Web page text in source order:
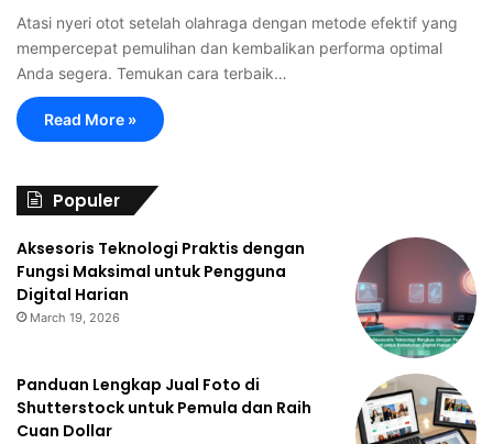
Atasi nyeri otot setelah olahraga dengan metode efektif yang
mempercepat pemulihan dan kembalikan performa optimal
Anda segera. Temukan cara terbaik…
Read More »
Populer
Aksesoris Teknologi Praktis dengan
Fungsi Maksimal untuk Pengguna
Digital Harian
March 19, 2026
Panduan Lengkap Jual Foto di
Shutterstock untuk Pemula dan Raih
Cuan Dollar